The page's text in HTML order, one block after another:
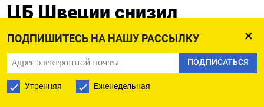
ПОДПИШИТЕСЬ НА НАШУ РАССЫЛКУ
ПОДПИСАТЬСЯ
Утренняя Еженедельная
ЦБ Швеции снизил
ключевую ставку на 25
б.п., ожидает еще два
шага вниз в 2024г
08.05.2024